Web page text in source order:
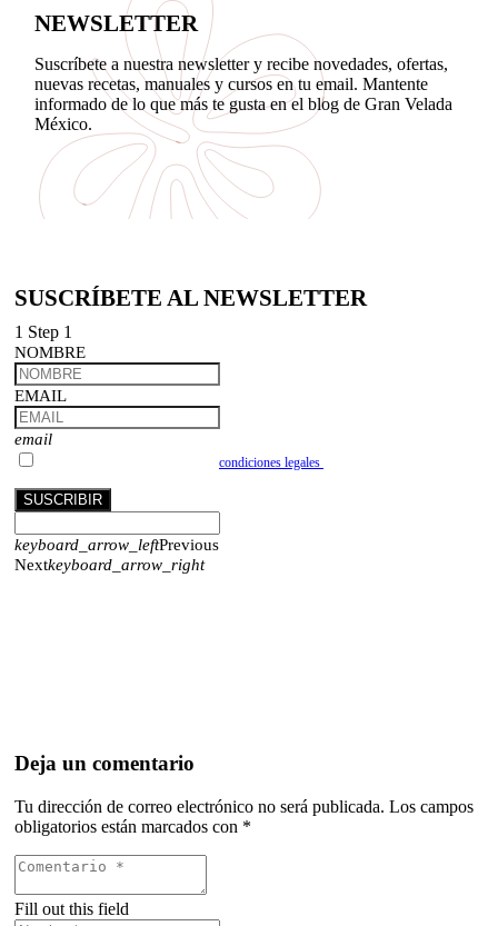
NEWSLETTER
Suscríbete a nuestra newsletter y recibe novedades, ofertas,
nuevas recetas, manuales y cursos en tu email. Mantente
informado de lo que más te gusta en el blog de Gran Velada
México.
SUSCRÍBETE AL NEWSLETTER
1 Step 1
NOMBRE
EMAIL
email
condiciones legales
SUSCRIBIR
keyboard_arrow_leftPrevious
Nextkeyboard_arrow_right
Deja un comentario
Tu dirección de correo electrónico no será publicada. Los campos
obligatorios están marcados con *
Fill out this field